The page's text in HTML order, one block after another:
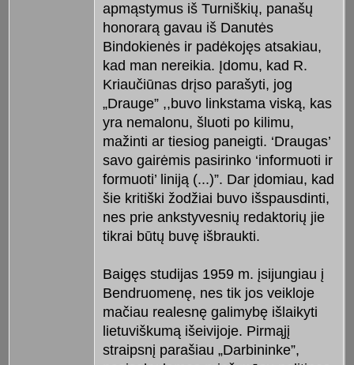
apmąstymus iš Turniškių, panašų
honorarą gavau iš Danutės
Bindokienės ir padėkojęs atsakiau,
kad man nereikia. Įdomu, kad R.
Kriaučiūnas drįso parašyti, jog
„Drauge” ,,buvo linkstama viską, kas
yra nemalonu, šluoti po kilimu,
mažinti ar tiesiog paneigti. ‘Draugas’
savo gairėmis pasirinko ‘informuoti ir
formuoti’ liniją (...)”. Dar įdomiau, kad
šie kritiški žodžiai buvo išspausdinti,
nes prie ankstyvesnių redaktorių jie
tikrai būtų buvę išbraukti.
Baigęs studijas 1959 m. įsijungiau į
Bendruomenę, nes tik jos veikloje
mačiau realesnę galimybę išlaikyti
lietuviškumą išeivijoje. Pirmąjį
straipsnį parašiau „Darbininke”,